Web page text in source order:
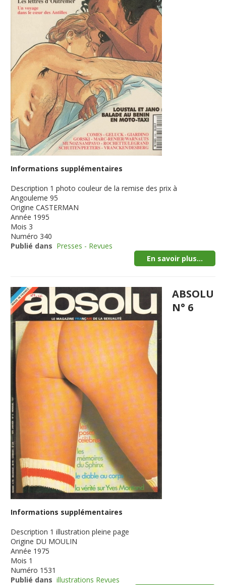
Informations supplémentaires
Description 1 photo couleur de la remise des prix à
Angouleme 95
Origine CASTERMAN
Année 1995
Mois 3
Numéro 340
Publié dans Presses - Revues
En savoir plus...
ABSOLU
N° 6
Informations supplémentaires
Description 1 illustration pleine page
Origine DU MOULIN
Année 1975
Mois 1
Numéro 1531
Publié dans illustrations Revues